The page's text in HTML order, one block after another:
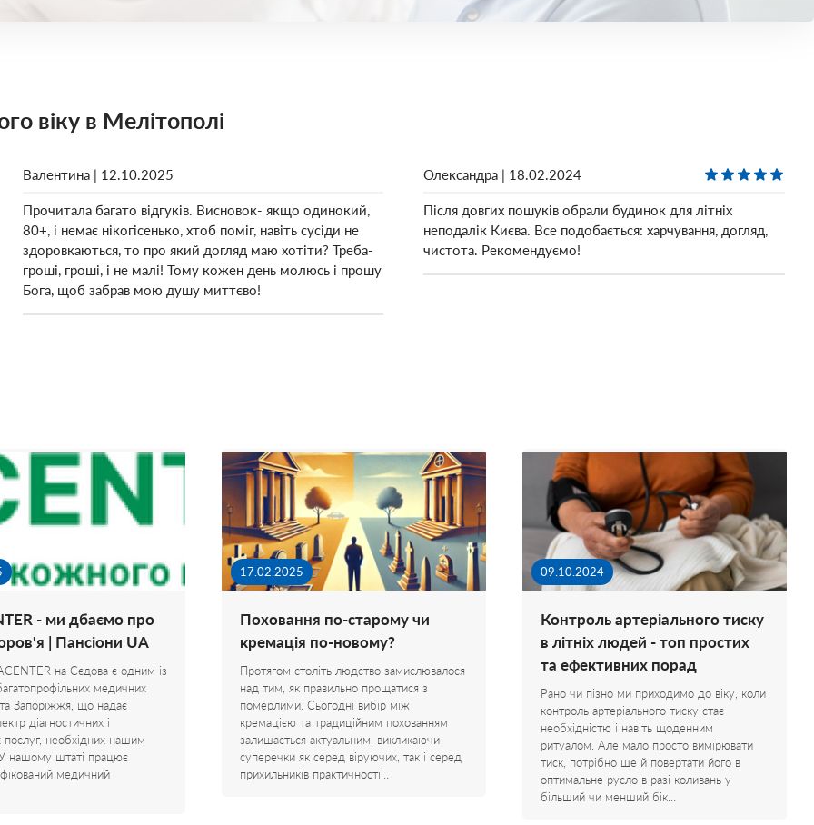
віку в Мелітополі
Валентина | 12.10.2025
Прочитала багато відгуків. Висновок- якщо одинокий,
80+, і немає нікогісенько, хтоб поміг, навіть сусіди не
здоровкаються, то про який догляд маю хотіти? Треба-
гроші, гроші, і не малі! Тому кожен день молюсь і прошу
Бога, щоб забрав мою душу миттєво!
Олександра | 18.02.2024
Після довгих пошуків обрали будинок для літніх
неподалік Києва. Все подобається: харчування, догляд,
чистота. Рекомендуємо!
- ми дбаємо про
| Пансіони UA
на Сєдова є одним із
медичних
Запоріжжя, що надає
діагностичних і
послуг, необхідних нашим
У нашому штаті працює
медичний
17.02.2025
Поховання по-старому чи
кремація по-новому?
Протягом століть людство замислювалося
над тим, як правильно прощатися з
померлими. Сьогодні вибір між
кремацією та традиційним похованням
залишається актуальним, викликаючи
суперечки як серед віруючих, так і серед
прихильників практичності…
09.10.2024
Контроль артеріального тиску
в літніх людей - топ простих
та ефективних порад
Рано чи пізно ми приходимо до віку, коли
контроль артеріального тиску стає
необхідністю і навіть щоденним
ритуалом. Але мало просто вимірювати
тиск, потрібно ще й повертати його в
оптимальне русло в разі коливань у
більший чи менший бік…